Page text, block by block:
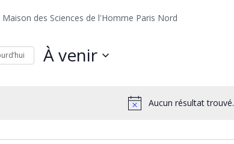
Aucun résultat trouvé.
Maison des Sciences de l'Homme Paris Nord
À venir